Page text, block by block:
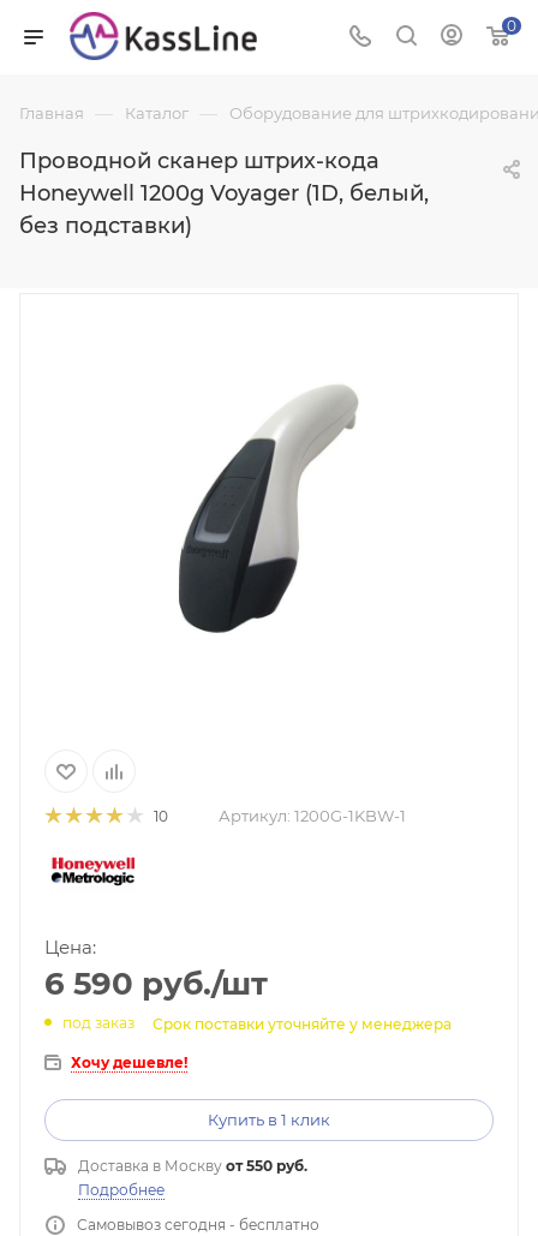
0
Главная — Каталог — Оборудование для
Проводной сканер штрих-кода
Honeywell 1200g Voyager (1D, белый,
без подставки)
10 Артикул: 1200G-1KBW-1
Цена:
6 590 руб./шт
под заказ Срок поставки уточняйте у менеджера
Хочу дешевле!
Купить в 1 клик
Доставка в Москву от 550 руб.
Подробнее
Самовывоз сегодня - бесплатно